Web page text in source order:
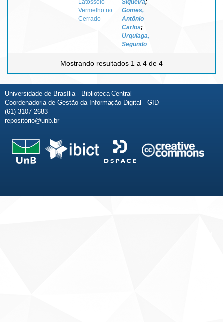
Latossolo
Vermelho no
Cerrado
Siqueira;
Gomes,
Antônio
Carlos;
Urquiaga,
Segundo
Mostrando resultados 1 a 4 de 4
Universidade de Brasília - Biblioteca Central
Coordenadoria de Gestão da Informação Digital - GID
(61) 3107-2683
repositorio@unb.br